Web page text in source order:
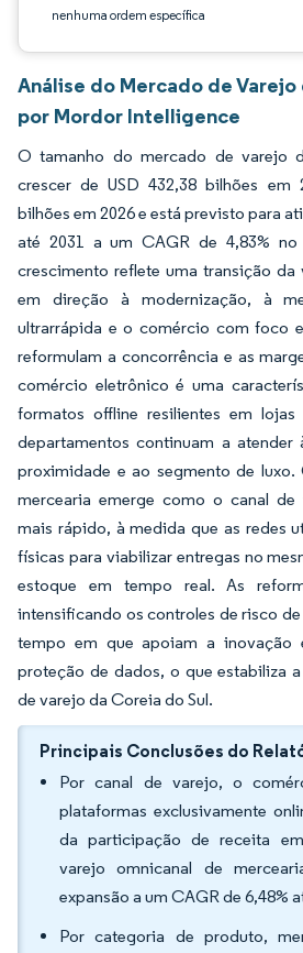
nenhuma ordem específica
Análise do Mercado de Varejo
por Mordor Intelligence
O tamanho do mercado de varejo
crescer de USD 432,38 bilhões em
bilhões em 2026 e está previsto para
até 2031 a um CAGR de 4,83% no
crescimento reflete uma transição
em direção à modernização, à
ultrarrápida e o comércio com foco
reformulam a concorrência e as
comércio eletrônico é uma
formatos offline resilientes em
departamentos continuam a atender
proximidade e ao segmento de
mercearia emerge como o canal de
mais rápido, à medida que as redes
físicas para viabilizar entregas no
estoque em tempo real. As
intensificando os controles de risco
tempo em que apoiam a inovação
proteção de dados, o que estabiliza
de varejo da Coreia do Sul.
Principais Conclusões do
Por canal de varejo, o
plataformas exclusivamente
da participação de receita
varejo omnicanal de
expansão a um CAGR de 6,48%
Por categoria de produto,